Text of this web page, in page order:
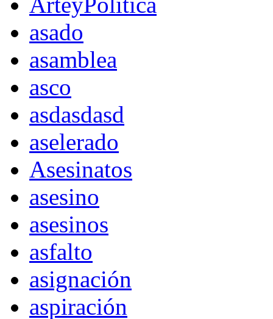
asado
asamblea
asco
asdasdasd
aselerado
Asesinatos
asesino
asesinos
asfalto
asignación
aspiración